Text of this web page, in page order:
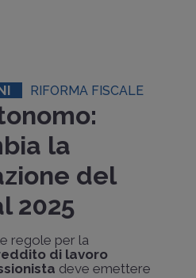
RIFORMA FISCALE
la
del
2025
regole per la
di lavoro
deve emettere